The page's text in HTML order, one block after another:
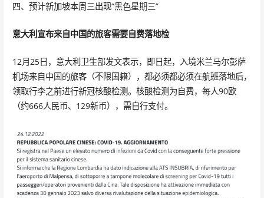
四、预计新加坡本周三出现“黑色星期三”
意大利宣布来自中国的旅客需要自费落地检
12月25日，意大利卫生部发文表示，即日起，入境米兰马尔彭萨
机场来自中国的旅客（不限国籍），都必须都必须在航班落地后，
领取行李之前进行新冠核酸检测。核酸检测为自费，每人90欧
（约666人民币、129新币），需自行支付。